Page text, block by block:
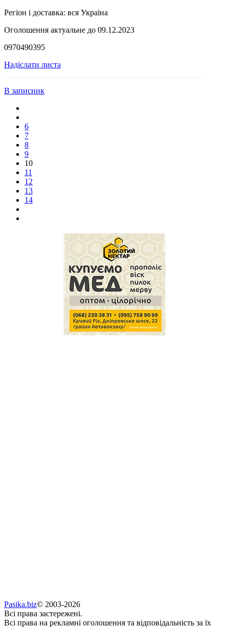
Регіон і доставка: вся Україна
Оголошення актуальне до 09.12.2023
0970490395
Надіслати листа
В записник
6
7
8
9
10
11
12
13
14
Pasika.biz© 2003-2026
Всі права застережені.
Всі права на рекламні оголошення та відповідальність за їх